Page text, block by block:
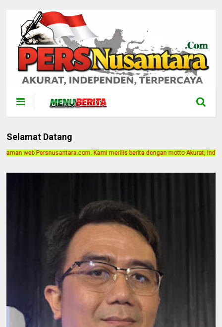
Selamat Datang
Kami merilis berita dengan motto Akurat, Independen, Terpercaya. Alamat